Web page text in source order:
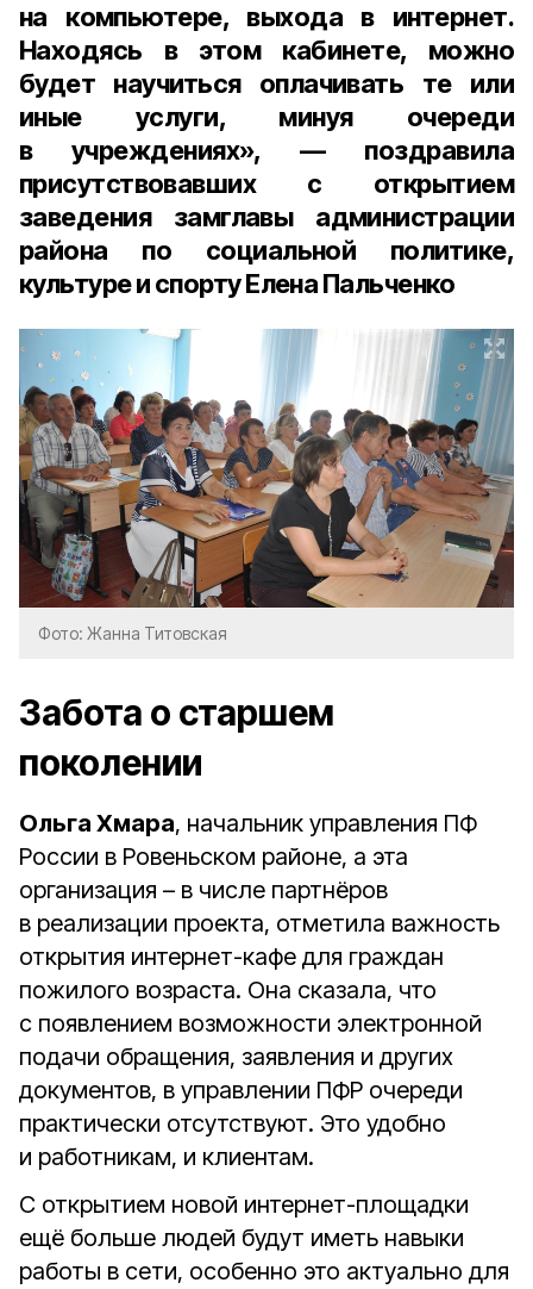
на компьютере, выхода в интернет.
Находясь в этом кабинете, можно
будет научиться оплачивать те или
иные услуги, минуя очереди
в учреждениях», — поздравила
присутствовавших с открытием
заведения замглавы администрации
района по социальной политике,
культуре и спортуЕлена Пальченко
Фото: Жанна Титовская
Забота о старшем
поколении
Ольга Хмара, начальник управления ПФ
России в Ровеньском районе, а эта
организация – в числе партнёров
в реализации проекта, отметила важность
открытия интернет-кафе для граждан
пожилого возраста. Она сказала, что
с появлением возможности электронной
подачи обращения, заявления и других
документов, в управлении ПФР очереди
практически отсутствуют. Это удобно
и работникам, и клиентам.
С открытием новой интернет-площадки
ещё больше людей будут иметь навыки
работы в сети, особенно это актуально для